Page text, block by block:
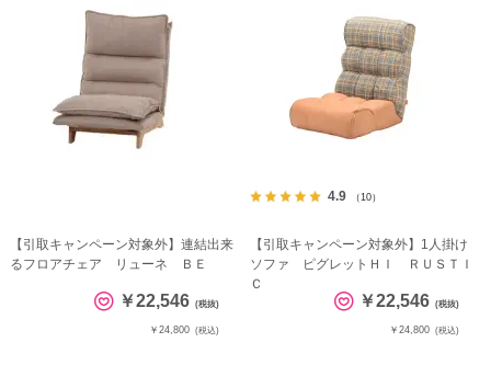
【引取キャンペーン対象外】連結出来
るフロアチェア リューネ ＢＥ
￥22,546 (税抜)
￥24,800 (税込)
4.9 （10）
【引取キャンペーン対象外】1人掛け
ソファ ピグレットＨＩ ＲＵＳＴＩ
Ｃ
￥22,546 (税抜)
￥24,800 (税込)